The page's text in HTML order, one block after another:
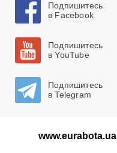
Подпишитесь
в Facebook
Подпишитесь
в YouTube
Подпишитесь
в Telegram
www.eurabota.ua